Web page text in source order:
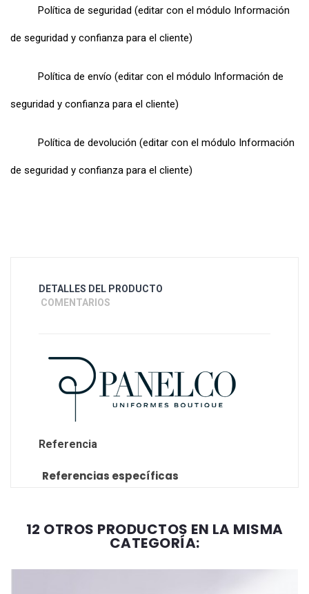
Política de seguridad (editar con el módulo Información
de seguridad y confianza para el cliente)
Política de envío (editar con el módulo Información de
seguridad y confianza para el cliente)
Política de devolución (editar con el módulo Información
de seguridad y confianza para el cliente)
DETALLES DEL PRODUCTO
COMENTARIOS
Referencia
Referencias específicas
12 OTROS PRODUCTOS EN LA MISMA
CATEGORÍA: